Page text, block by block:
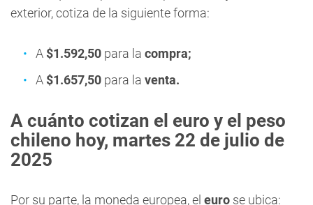
exterior, cotiza de la siguiente forma:
A $1.592,50 para la compra;
A $1.657,50 para la venta.
A cuánto cotizan el euro y el peso
chileno hoy, martes 22 de julio de
2025
Por su parte, la moneda europea, el euro se ubica: